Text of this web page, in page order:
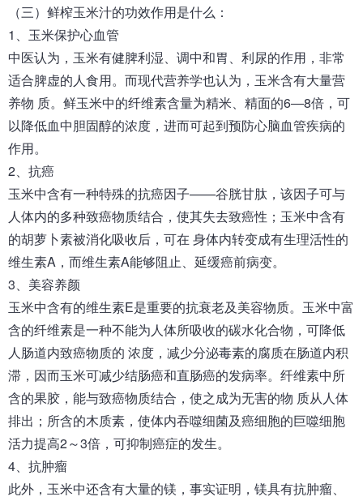
（三）鲜榨玉米汁的功效作用是什么：
1、玉米保护心血管
中医认为，玉米有健脾利湿、调中和胃、利尿的作用，非常
适合脾虚的人食用。而现代营养学也认为，玉米含有大量营
养物 质。鲜玉米中的纤维素含量为精米、精面的6―8倍，可
以降低血中胆固醇的浓度，进而可起到预防心脑血管疾病的
作用。
2、抗癌
玉米中含有一种特殊的抗癌因子——谷胱甘肽，该因子可与
人体内的多种致癌物质结合，使其失去致癌性；玉米中含有
的胡萝卜素被消化吸收后，可在 身体内转变成有生理活性的
维生素A，而维生素A能够阻止、延缓癌前病变。
3、美容养颜
玉米中含有的维生素E是重要的抗衰老及美容物质。玉米中富
含的纤维素是一种不能为人体所吸收的碳水化合物，可降低
人肠道内致癌物质的 浓度，减少分泌毒素的腐质在肠道内积
滞，因而玉米可减少结肠癌和直肠癌的发病率。纤维素中所
含的果胶，能与致癌物质结合，使之成为无害的物 质从人体
排出；所含的木质素，使体内吞噬细菌及癌细胞的巨噬细胞
活力提高2～3倍，可抑制癌症的发生。
4、抗肿瘤
此外，玉米中还含有大量的镁，事实证明，镁具有抗肿瘤、